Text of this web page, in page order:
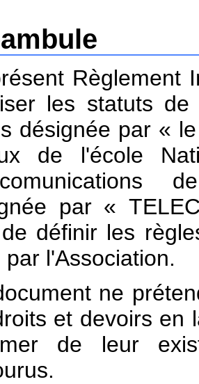
Règlement
les statuts de
désignée par «
de l'école
par «
définir les
par l'Association.
ne
et devoirs en
de leur